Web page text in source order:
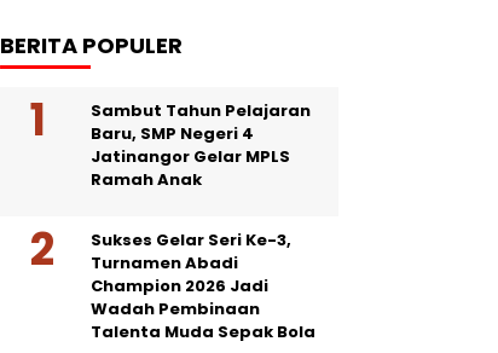
BERITA POPULER
Sambut Tahun Pelajaran
Baru, SMP Negeri 4
Jatinangor Gelar MPLS
Ramah Anak
Sukses Gelar Seri Ke-3,
Turnamen Abadi
Champion 2026 Jadi
Wadah Pembinaan
Talenta Muda Sepak Bola